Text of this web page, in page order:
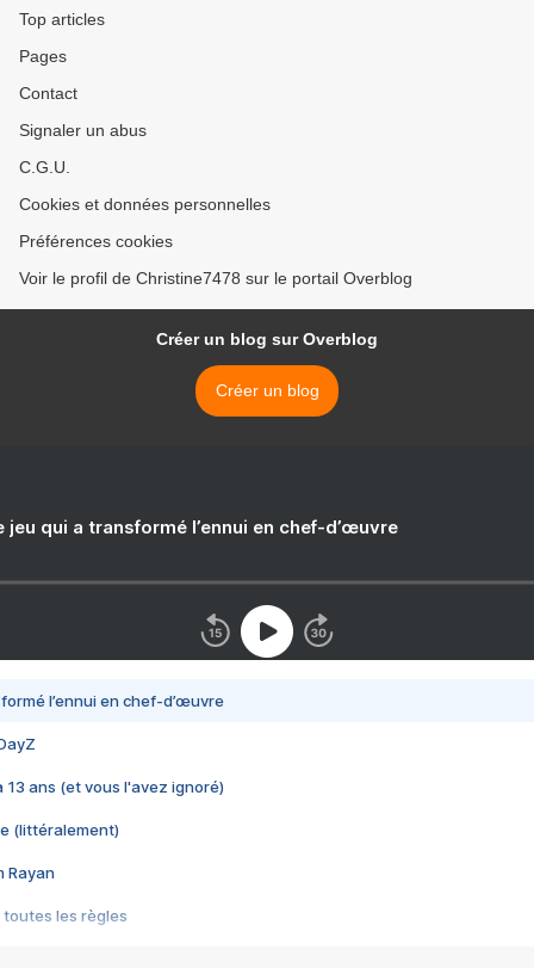
Top articles
Pages
Contact
Signaler un abus
C.G.U.
Cookies et données personnelles
Préférences cookies
Voir le profil de Christine7478 sur le portail Overblog
Créer un blog sur Overblog
Créer un blog
jeu qui a transformé l’ennui en chef-d’œuvre
l’ennui en chef-d’œuvre
13 ans (et vous l'avez ignoré)
(littéralement)
Rayan
toutes les règles